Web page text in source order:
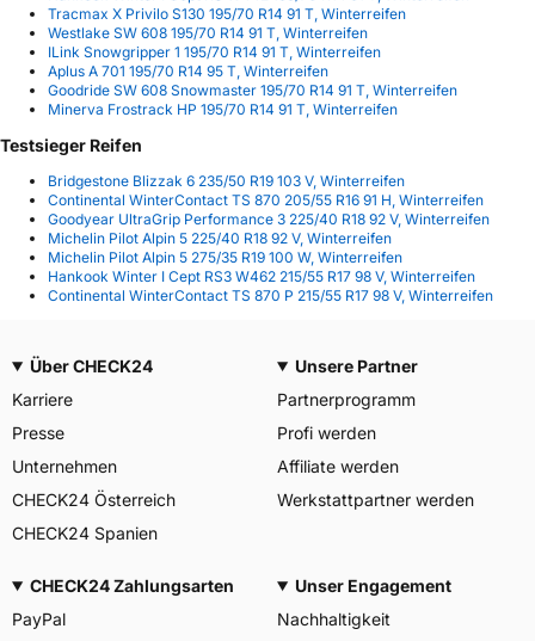
Tracmax X Privilo S130 195/70 R14 91 T, Winterreifen
Westlake SW 608 195/70 R14 91 T, Winterreifen
ILink Snowgripper 1 195/70 R14 91 T, Winterreifen
Aplus A 701 195/70 R14 95 T, Winterreifen
Goodride SW 608 Snowmaster 195/70 R14 91 T, Winterreifen
Minerva Frostrack HP 195/70 R14 91 T, Winterreifen
Testsieger Reifen
Bridgestone Blizzak 6 235/50 R19 103 V, Winterreifen
Continental WinterContact TS 870 205/55 R16 91 H, Winterreifen
Goodyear UltraGrip Performance 3 225/40 R18 92 V, Winterreifen
Michelin Pilot Alpin 5 225/40 R18 92 V, Winterreifen
Michelin Pilot Alpin 5 275/35 R19 100 W, Winterreifen
Hankook Winter I Cept RS3 W462 215/55 R17 98 V, Winterreifen
Continental WinterContact TS 870 P 215/55 R17 98 V, Winterreifen
Über CHECK24
Karriere
Presse
Unternehmen
CHECK24 Österreich
CHECK24 Spanien
Unsere Partner
Partnerprogramm
Profi werden
Affiliate werden
Werkstattpartner werden
CHECK24 Zahlungsarten
PayPal
Unser Engagement
Nachhaltigkeit